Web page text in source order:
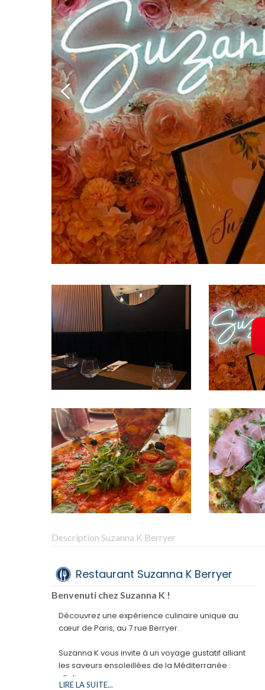
Description Suzanna K Berryer
Restaurant Suzanna K Berryer
Benvenuti chez Suzanna K !
Découvrez une expérience culinaire unique au
cœur de Paris, au 7 rue Berryer.
Suzanna K vous invite à un voyage gustatif alliant
les saveurs ensoleillées de la Méditerranée :
Italien
LIRE LA SUITE...